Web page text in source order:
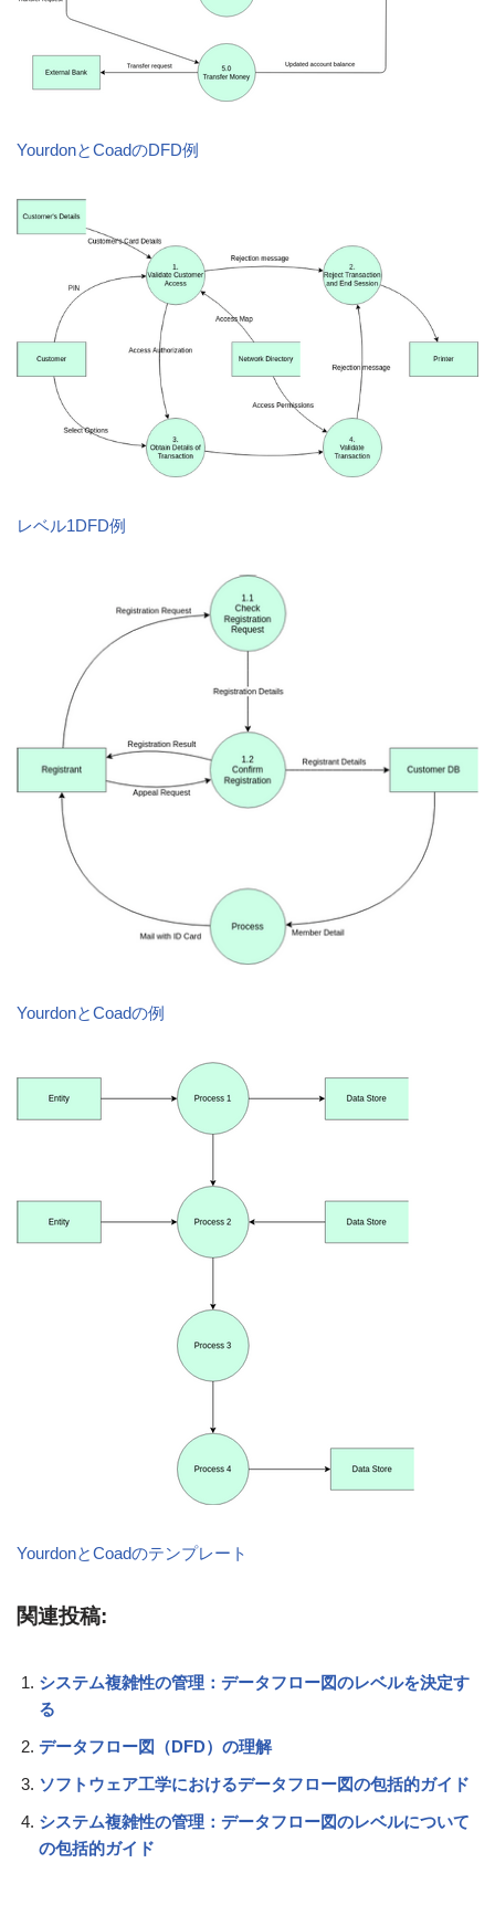
YourdonとCoadのDFD例
レベル1DFD例
YourdonとCoadの例
YourdonとCoadのテンプレート
関連投稿:
システム複雑性の管理：データフロー図のレベルを決定す
る
データフロー図（DFD）の理解
ソフトウェア工学におけるデータフロー図の包括的ガイド
システム複雑性の管理：データフロー図のレベルについて
の包括的ガイド